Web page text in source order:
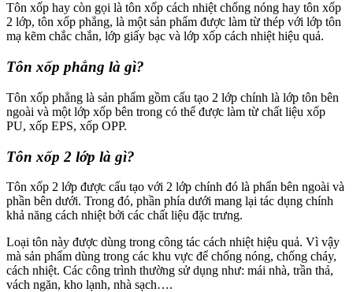
Tôn xốp hay còn gọi là tôn xốp cách nhiệt chống nóng hay tôn xốp
2 lớp, tôn xốp phẳng, là một sản phẩm được làm từ thép với lớp tôn
mạ kẽm chắc chắn, lớp giấy bạc và lớp xốp cách nhiệt hiệu quả.
Tôn xốp phẳng là gì?
Tôn xốp phẳng là sản phẩm gồm cấu tạo 2 lớp chính là lớp tôn bên
ngoài và một lớp xốp bên trong có thể được làm từ chất liệu xốp
PU, xốp EPS, xốp OPP.
Tôn xốp 2 lớp là gì?
Tôn xốp 2 lớp được cấu tạo với 2 lớp chính đó là phẩn bên ngoài và
phần bên dưới. Trong đó, phần phía dưới mang lại tác dụng chính
khả năng cách nhiệt bởi các chất liệu đặc trưng.
Loại tôn này được dùng trong công tác cách nhiệt hiệu quả. Vì vậy
mà sản phẩm dùng trong các khu vực để chống nóng, chống cháy,
cách nhiệt. Các công trình thường sử dụng như: mái nhà, trần thả,
vách ngăn, kho lạnh, nhà sạch….